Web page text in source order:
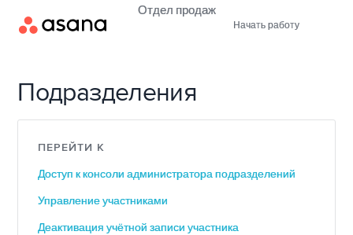
Начать работу
Отдел продаж
Подразделения
ПЕРЕЙТИ К
Доступ к консоли администратора подразделений
Управление участниками
Деактивация учётной записи участника